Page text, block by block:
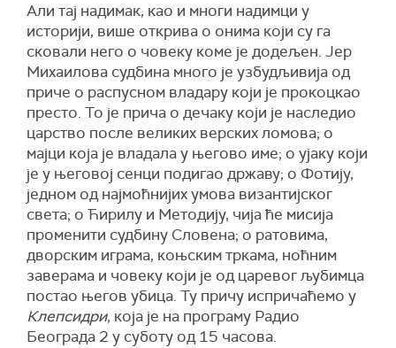
Али тај надимак, као и многи надимци у
историји, више открива о онима који су га
сковали него о човеку коме је додељен. Јер
Михаилова судбина много је узбудљивија од
приче о распусном владару који је прокоцкао
престо. То је прича о дечаку који је наследио
царство после великих верских ломова; о
мајци која је владала у његово име; о ујаку који
је у његовој сенци подигао државу; о Фотију,
једном од најмоћнијих умова византијског
света; о Ћирилу и Методију, чија ће мисија
променити судбину Словена; о ратовима,
дворским играма, коњским тркама, ноћним
заверама и човеку који је од царевог љубимца
постао његов убица. Ту причу испричаћемо у
Клепсидри, која је на програму Радио
Београда 2 у суботу од 15 часова.